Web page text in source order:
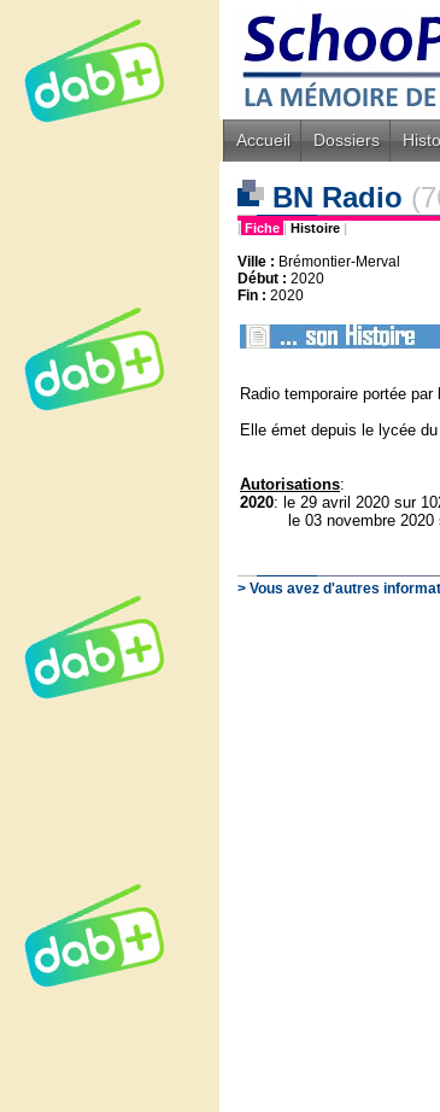
Accueil Dossiers
BN Radio
| Fiche | Histoire |
Ville : Brémontier-Merval
Début : 2020
Fin : 2020
Radio temporaire portée par
Elle émet depuis le lycée
Autorisations:
2020: le 29 avril 2020 sur
le 03 novembre 2020
> Vous avez d'autres